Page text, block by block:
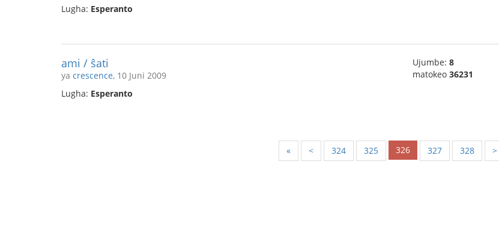
Lugha: Esperanto
ami / ŝati
ya crescence, 10 Juni 2009
Lugha: Esperanto
Ujumbe: 8
matokeo 36231
« < 324 325 326 327 328 >